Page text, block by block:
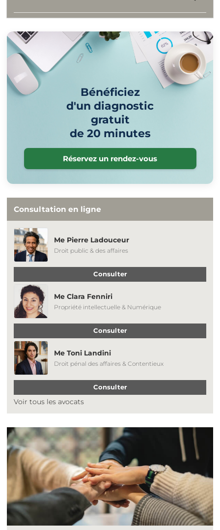
Bénéficiez
d'un diagnostic
gratuit
de 20 minutes
Réservez un rendez-vous
Consultation en ligne
Me Pierre Ladouceur
Droit public & des affaires
Consulter
Me Clara Fenniri
Propriété intellectuelle & Numérique
Consulter
Me Toni Landini
Droit pénal des affaires & Contentieux
Consulter
Voir tous les avocats